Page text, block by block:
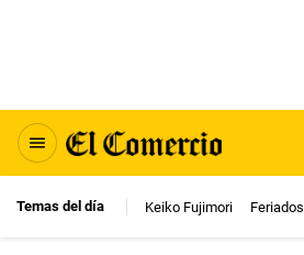
Temas del día Keiko Fujimori Feriados